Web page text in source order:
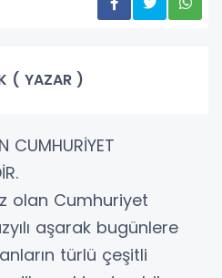
( YAZAR )
CUMHURİYET
olan Cumhuriyet
aşarak bugünlere
türlü çeşitli